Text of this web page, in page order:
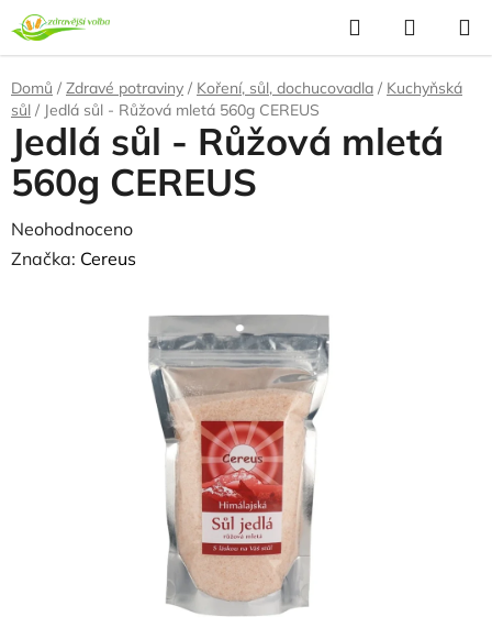
Přejít
na
obsah
Hledat
KOŠÍK
Domů / Zdravé potraviny / Koření, sůl, dochucovadla / Kuchyňská
sůl / Jedlá sůl - Růžová mletá 560g CEREUS
Jedlá sůl - Růžová mletá
560g CEREUS
Průměrné
hodnocení
Neohodnoceno
Značka: Cereus